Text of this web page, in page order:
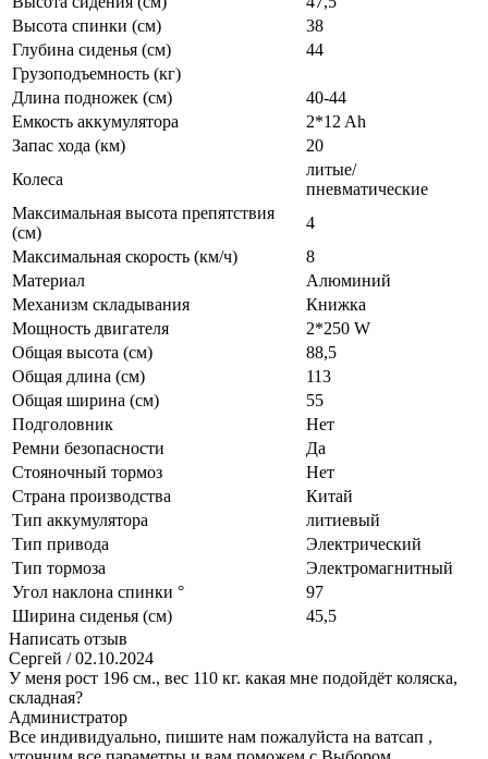
Высота спинки (см)
38
Глубина сиденья (см)
44
Грузоподъемность (кг)
Длина подножек (см)
40-44
Емкость аккумулятора
2*12 Ah
Запас хода (км)
20
Колеса
литые/
пневматические
Максимальная высота препятствия
(см)
4
Максимальная скорость (км/ч)
8
Материал
Алюминий
Механизм складывания
Книжка
Мощность двигателя
2*250 W
Общая высота (см)
88,5
Общая длина (см)
113
Общая ширина (см)
55
Подголовник
Нет
Ремни безопасности
Да
Стояночный тормоз
Нет
Страна производства
Китай
Тип аккумулятора
литиевый
Тип привода
Электрический
Тип тормоза
Электромагнитный
Угол наклона спинки °
97
Ширина сиденья (см)
45,5
Написать отзыв
Сергей / 02.10.2024
У меня рост 196 см., вес 110 кг. какая мне подойдёт коляска,
складная?
Администратор
Все индивидуально, пишите нам пожалуйста на ватсап ,